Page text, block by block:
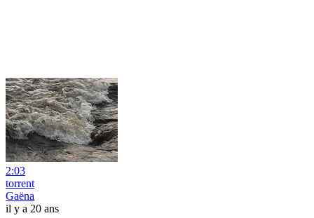
2:03
torrent
Gaëna
il y a 20 ans